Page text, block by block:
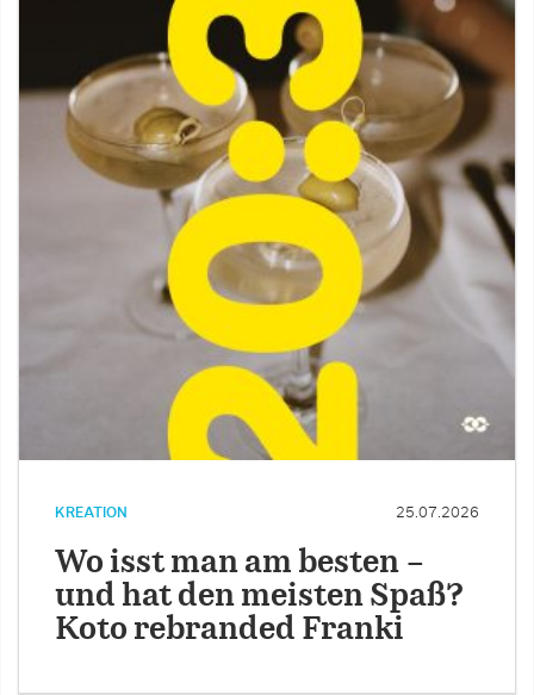
KREATION 25.07.2026
Wo isst man am besten –
und hat den meisten Spaß?
Koto rebranded Franki